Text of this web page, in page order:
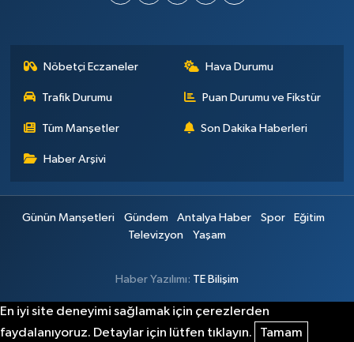
Nöbetçi Eczaneler Hava Durumu
Trafik Durumu Puan Durumu ve Fikstür
Tüm Manşetler Son Dakika Haberleri
Haber Arşivi
Günün Manşetleri Gündem Antalya Haber Spor
Eğitim
Televizyon
Yaşam
Haber Yazılımı: TE Bilişim
En iyi site deneyimi sağlamak için çerezlerden
faydalanıyoruz. Detaylar için lütfen tıklayın.
Tamam